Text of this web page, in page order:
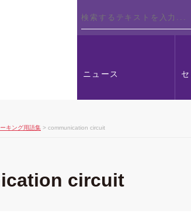
ニュース
キング用語集 > communication circuit
circuit